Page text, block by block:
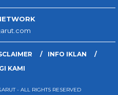
INFO IKLAN
KAMI
- ALL RIGHTS RESERVED